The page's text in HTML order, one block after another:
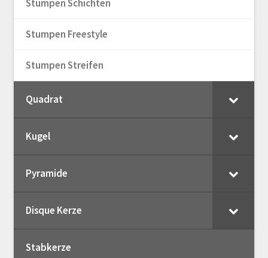
Stumpen Schichten
Stumpen Freestyle
Stumpen Streifen
Quadrat
Kugel
Pyramide
Disque Kerze
Stabkerze